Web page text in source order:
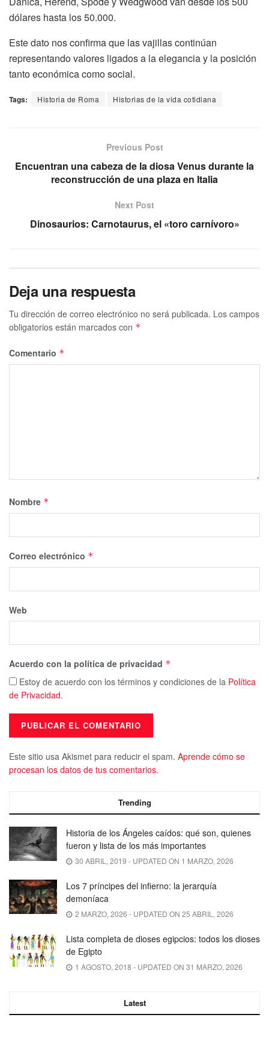
dólares hasta los 50.000.
Este dato nos confirma que las vajillas continúan
representando valores ligados a la elegancia y la posición
tanto económica como social.
Tags: Historia de Roma Historias de la vida cotidiana
Previous Post
Encuentran una cabeza de la diosa Venus durante la
reconstrucción de una plaza en Italia
Next Post
Dinosaurios: Carnotaurus, el «toro carnívoro»
Deja una respuesta
Tu dirección de correo electrónico no será publicada. Los campos
obligatorios están marcados con *
Comentario *
Nombre *
Correo electrónico *
Web
Acuerdo con la política de privacidad *
Estoy de acuerdo con los términos y condiciones de la Política
de Privacidad.
Este sitio usa Akismet para reducir el spam. Aprende cómo se
procesan los datos de tus comentarios.
Trending
Historia de los Ángeles caídos: qué son, quienes
fueron y lista de los más importantes
30 ABRIL, 2019 - UPDATED ON 1 MARZO, 2026
Los 7 príncipes del infierno: la jerarquía
demoníaca
2 MARZO, 2026 - UPDATED ON 25 ABRIL, 2026
Lista completa de dioses egipcios: todos los dioses
de Egipto
1 AGOSTO, 2018 - UPDATED ON 31 MARZO, 2026
Latest